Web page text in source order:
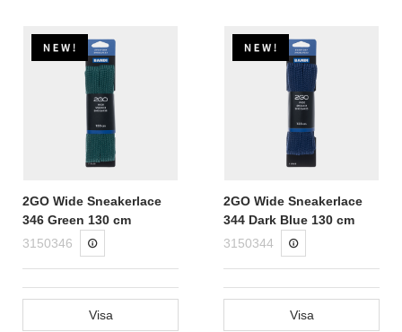
2GO Wide Sneakerlace
346 Green 130 cm
3150346
Visa
2GO Wide Sneakerlace
344 Dark Blue 130 cm
3150344
Visa